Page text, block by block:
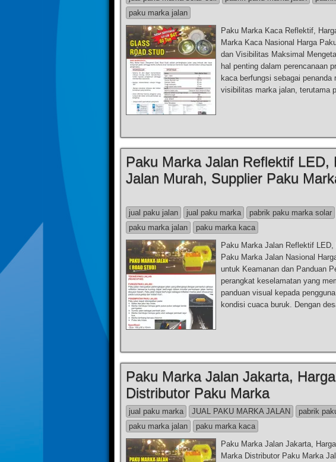
paku marka jalan
Paku Marka Kaca Reflektif,
Marka Kaca Nasional Harga
dan Visibilitas Maksimal
hal penting dalam perencanaan
kaca berfungsi sebagai
visibilitas marka jalan, terutama
Paku Marka Jalan Reflektif LED,
Jalan Murah, Supplier Paku
jual paku jalan
jual paku marka pabrik paku marka solar
paku marka jalan
paku marka kaca
Paku Marka Jalan Reflektif
Paku Marka Jalan Nasional
untuk Keamanan dan Panduan
perangkat keselamatan yang
panduan visual kepada
kondisi cuaca buruk. Dengan
Paku Marka Jalan Jakarta,
Distributor Paku Marka
jual paku marka JUAL PAKU MARKA JALAN pabrik
paku marka jalan
paku marka kaca
Paku Marka Jalan Jakarta,
Marka Distributor Paku Marka